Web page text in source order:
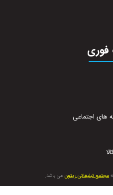
مجتمع تبلیغاتی ریتون می باشد.
فوری
های اجتماعی